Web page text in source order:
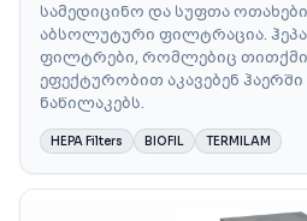
სამედიცინო და სუფთა
აბსოლუტური ფილტრაცია. ჰეპა
ფილტრები, რომლებიც
ეფექტურობით აკავებენ
ნაწილაკებს.
HEPA Filters BIOFIL TERMILAM